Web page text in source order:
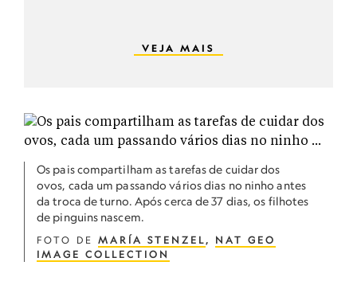
VEJA MAIS
Os pais compartilham as tarefas de cuidar dos
ovos, cada um passando vários dias no ninho antes
da troca de turno. Após cerca de 37 dias, os filhotes
de pinguins nascem.
FOTO DE MARÍA STENZEL, NAT GEO
IMAGE COLLECTION